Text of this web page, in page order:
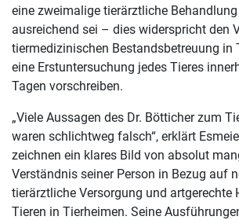
eine zweimalige tierärztliche
ausreichend sei – dies widerspricht den
tiermedizinischen Bestandsbetreuung in
eine Erstuntersuchung jedes Tieres
Tagen vorschreiben.
„Viele Aussagen des Dr. Bötticher zum
waren schlichtweg falsch“, erklärt
zeichnen ein klares Bild von absolut
Verständnis seiner Person in Bezug auf
tierärztliche Versorgung und artgerechte
Tieren in Tierheimen. Seine